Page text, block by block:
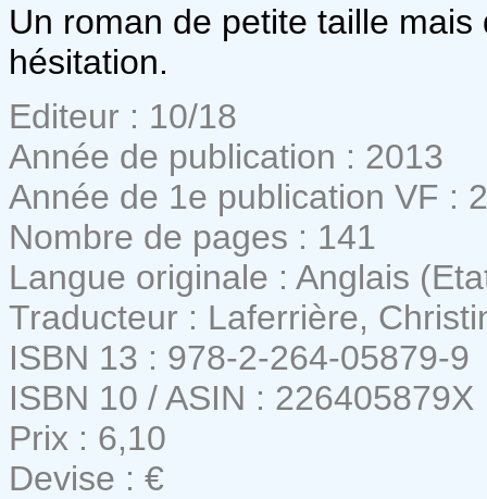
Un roman de petite taille
hésitation.
Editeur : 10/18
Année de publication : 2013
Année de 1e publication VF :
Nombre de pages : 141
Langue originale : Anglais
Traducteur : Laferrière,
ISBN 13 : 978-2-264-05879-9
ISBN 10 / ASIN : 226405879X
Prix : 6,10
Devise : €